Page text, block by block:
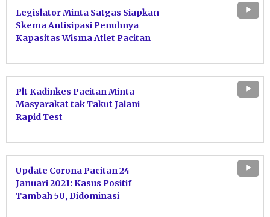
Legislator Minta Satgas Siapkan
Skema Antisipasi Penuhnya
Kapasitas Wisma Atlet Pacitan
Plt Kadinkes Pacitan Minta
Masyarakat tak Takut Jalani
Rapid Test
Update Corona Pacitan 24
Januari 2021: Kasus Positif
Tambah 50, Didominasi